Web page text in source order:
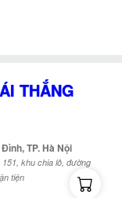
THẮNG
TP. Hà Nội
khu chia lô, đường
tiện